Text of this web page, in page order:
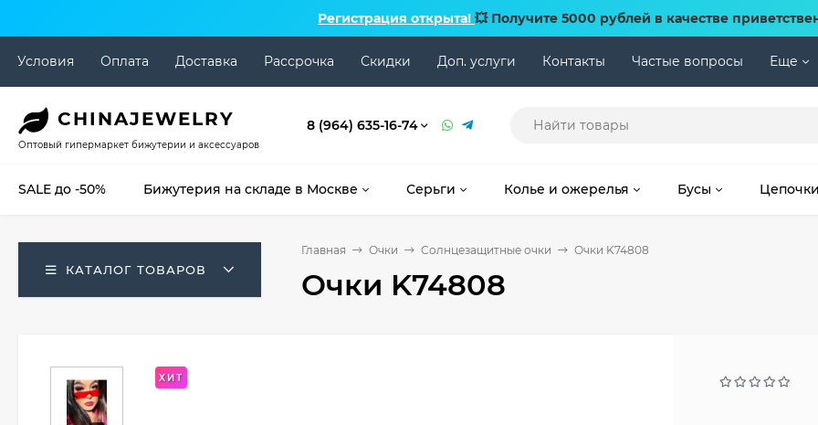
Регистрация открыта! 💥 Получите 5000 рублей в качестве
Условия Оплата Доставка Рассрочка Скидки Доп. услуги Контакты Частые вопросы Еще
CHINAJEWELRY
Оптовый гипермаркет бижутерии и аксессуаров
8 (964) 635-16-74
SALE до -50% Бижутерия на складе в Москве Серьги Колье и ожерелья Бусы Цепочки
КАТАЛОГ ТОВАРОВ
Главная Очки Солнцезащитные очки Очки K74808
Очки K74808
ХИТ